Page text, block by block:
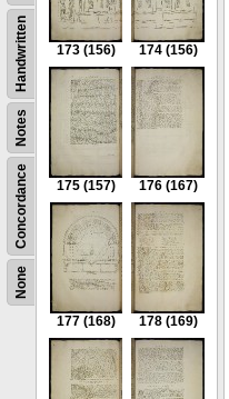
None
Concordance
Notes
Handwritten 173 (156) 174 (156)
175 (157) 176 (167)
177 (168) 178 (169)